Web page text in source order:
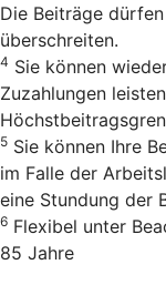
Die Beiträge
überschreiten.
4 Sie können
Zuzahlungen
5 Sie können Ihre
im Falle der
eine Stundung der
6 Flexibel unter
85 Jahre